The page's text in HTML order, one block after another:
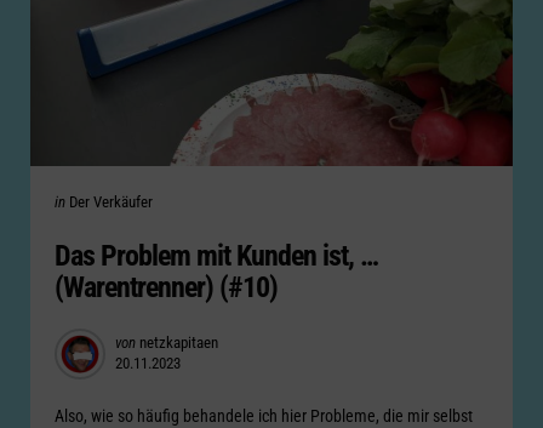
Categories
Posted
in Der Verkäufer
Das Problem mit Kunden ist, …
(Warentrenner) (#10)
Posted
by
von netzkapitaen
20.11.2023
Also, wie so häufig behandele ich hier Probleme, die mir selbst